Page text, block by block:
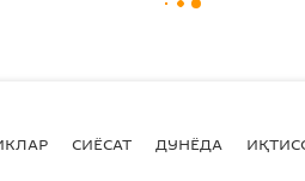
СИЁСАТ ДУНЁДА